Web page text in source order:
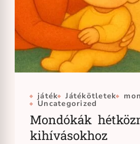
játék Játékötletek
Uncategorized
Mondókák
kihívásokhoz